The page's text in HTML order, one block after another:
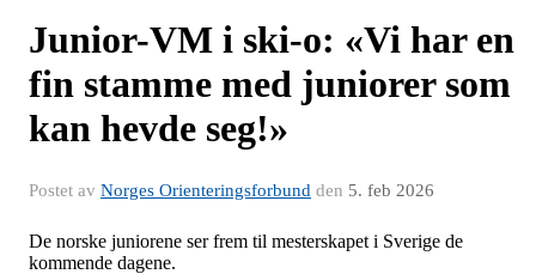
Junior-VM i ski-o: «Vi har en
fin stamme med juniorer som
kan hevde seg!»
Postet av Norges Orienteringsforbund den 5. feb 2026
De norske juniorene ser frem til mesterskapet i Sverige de
kommende dagene.